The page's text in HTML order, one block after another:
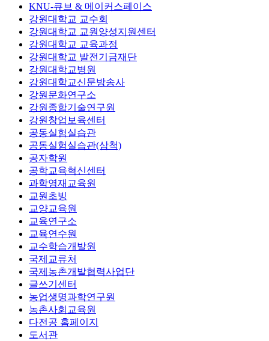
KNU-큐브 & 메이커스페이스
강원대학교 교수회
강원대학교 교원양성지원센터
강원대학교 교육과정
강원대학교 발전기금재단
강원대학교병원
강원대학교신문방송사
강원문화연구소
강원종합기술연구원
강원창업보육센터
공동실험실습관
공동실험실습관(삼척)
공자학원
공학교육혁신센터
과학영재교육원
교원초빙
교양교육원
교육연구소
교육연수원
교수학습개발원
국제교류처
국제농촌개발협력사업단
글쓰기센터
농업생명과학연구원
농촌사회교육원
다전공 홈페이지
도서관